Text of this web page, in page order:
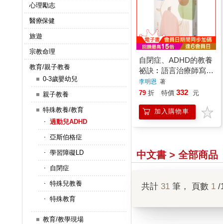
心理勵志
醫療保健
旅遊
宗教命理
教育/親子教養
0-3歲嬰幼兒
親子教養
特殊教養/教育
過動兒ADHD
亞斯伯格症
學習障礙LD
自閉症
特殊兒教養
特殊教育
教育/教學現場
自閉症、ADHD的教養
祕訣︰語言治療師寫給
父母的治療指南
李明恩 著
79 折 特價 332 元
加入購物車
中文書 > 全部商品
共計 31 筆， 頁數 1 /